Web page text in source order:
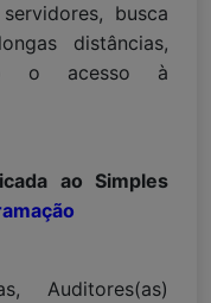
busca
distâncias,
o acesso à
ao Simples
Auditores(as)